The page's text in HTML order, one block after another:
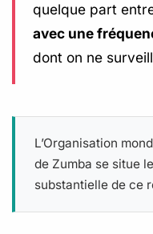
quelque part
avec une
dont on ne
L’Organisation
de Zumba se situe
substantielle de ce